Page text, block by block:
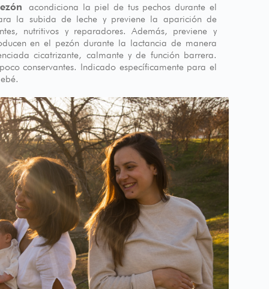
acondiciona la piel de tus pechos durante el
la subida de leche y previene la aparición de
nutritivos y reparadores. Además, previene y
en el pezón durante la lactancia de manera
cicatrizante, calmante y de función barrera.
conservantes. Indicado específicamente para el